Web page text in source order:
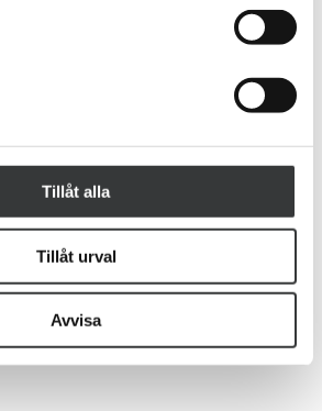
Tillåt alla
Tillåt urval
Avvisa